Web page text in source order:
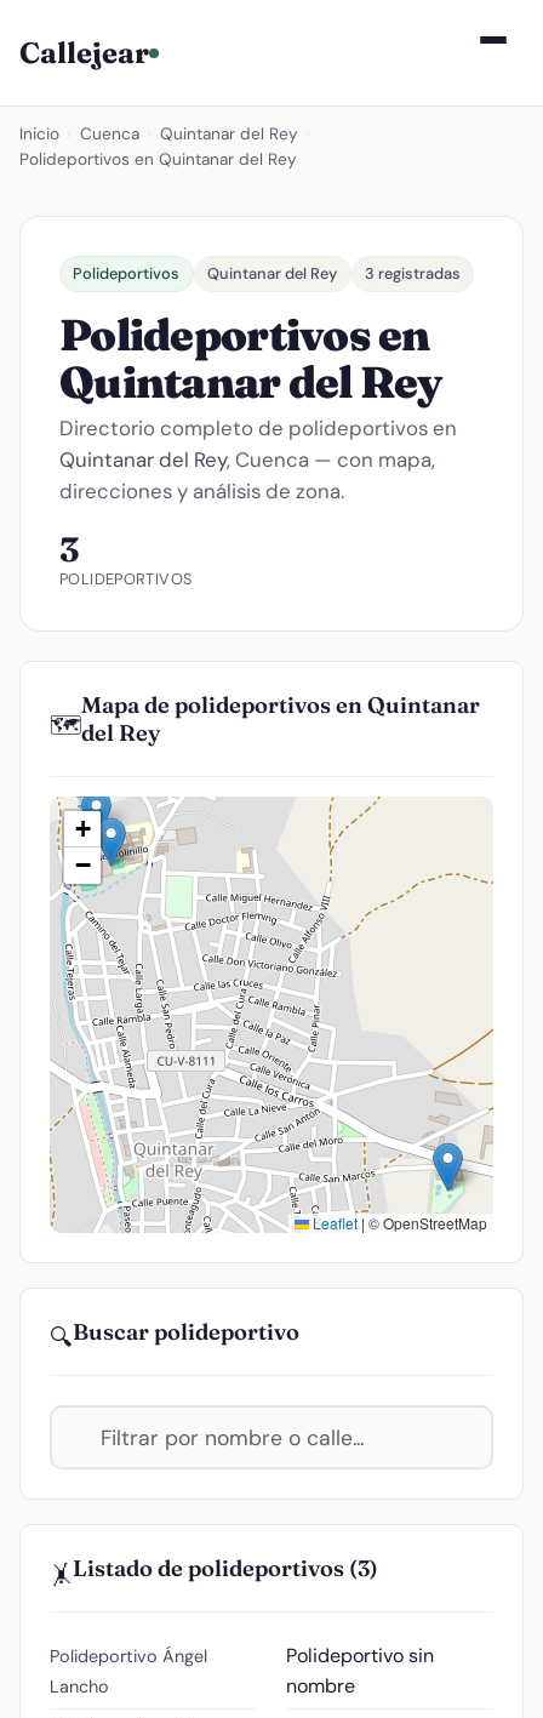
Callejear
Inicio Cuenca Quintanar del Rey
Polideportivos en Quintanar del Rey
Polideportivos Quintanar del Rey 3 registradas
Polideportivos en
Quintanar del Rey
Directorio completo de polideportivos en
Quintanar del Rey, Cuenca — con mapa,
direcciones y análisis de zona.
3
POLIDEPORTIVOS
🗺️
Mapa de polideportivos en Quintanar
del Rey
+
−
Leaflet | © OpenStreetMap
🔍Buscar polideportivo
🤸Listado de polideportivos (3)
Polideportivo Ángel
Lancho
Polideportivo sin
nombre